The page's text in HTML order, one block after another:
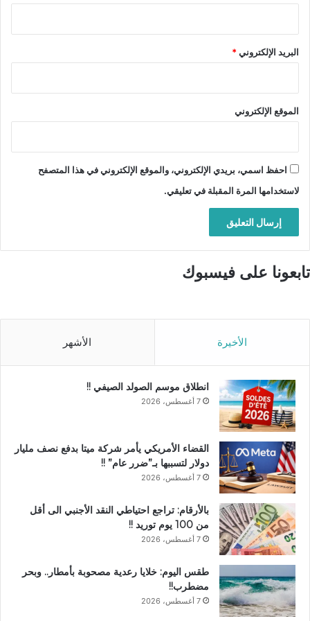
البريد الإلكتروني*
الموقع الإلكتروني
احفظ اسمي، بريدي الإلكتروني، والموقع الإلكتروني في هذا المتصفح
لاستخدامها المرة المقبلة في تعليقي.
تابعونا على فيسبوك
الأخيرة الأشهر
انطلاق موسم الصولد الصيفي !!
7 أغسطس، 2026
القضاء الأمريكي يأمر شركة ميتا بدفع نصف مليار
دولار لتسببها بـ”ضرر عام” !!
7 أغسطس، 2026
بالأرقام: تراجع احتياطي النقد الأجنبي الى أقل
من 100 يوم توريد !!
7 أغسطس، 2026
طقس اليوم: خلايا رعدية مصحوبة بأمطار.. وبحر
مضطرب!!
7 أغسطس، 2026